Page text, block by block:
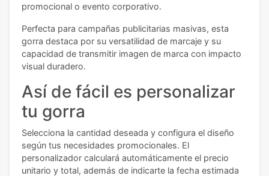
promocional o evento corporativo.
Perfecta para campañas publicitarias masivas, esta
gorra destaca por su versatilidad de marcaje y su
capacidad de transmitir imagen de marca con impacto
visual duradero.
Así de fácil es personalizar
tu gorra
Selecciona la cantidad deseada y configura el diseño
según tus necesidades promocionales. El
personalizador calculará automáticamente el precio
unitario y total, además de indicarte la fecha estimada